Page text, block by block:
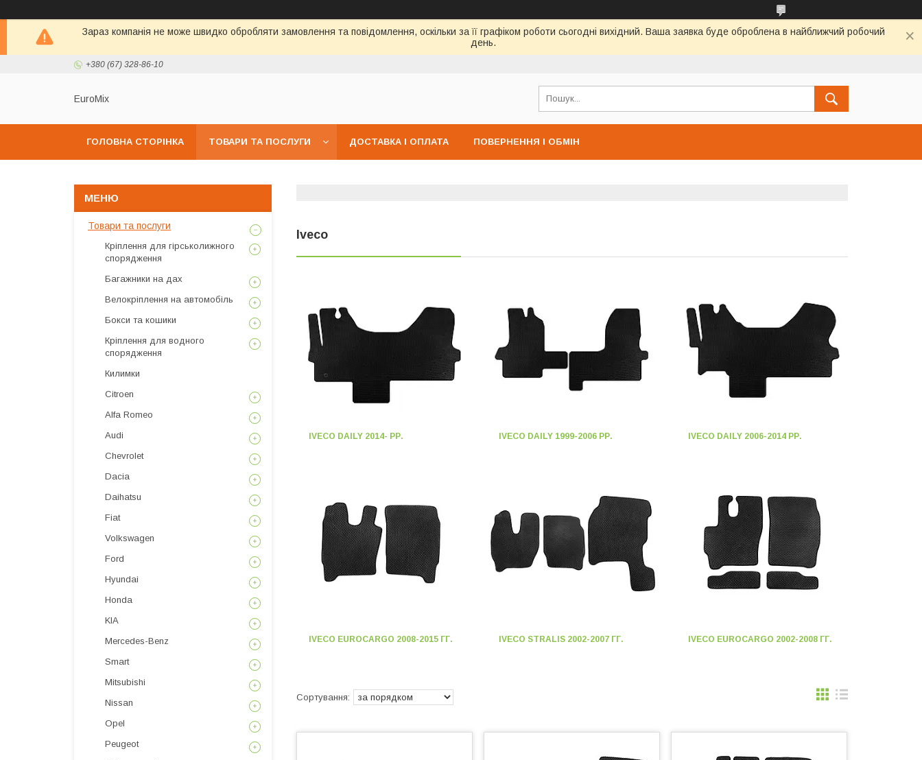
Зараз компанія не може швидко обробляти замовлення та повідомлення, оскільки за її графіком роботи сьогодні вихідний. Ваша заявка буде оброблена в найближчий робочий
день.
+380 (67) 328-86-10
EuroMix
ГОЛОВНА СТОРІНКА ТОВАРИ ТА ПОСЛУГИ ДОСТАВКА І ОПЛАТА ПОВЕРНЕННЯ І ОБМІН
Iveco
IVECO DAILY 2014- РР. IVECO DAILY 1999-2006 РР. IVECO DAILY 2006-2014 РР.
IVECO EUROCARGO 2008-2015 ГГ. IVECO STRALIS 2002-2007 ГГ. IVECO EUROCARGO 2002-2008 ГГ.
Товари та послуги
Кріплення для гірськолижного
спорядження
Багажники на дах
Велокріплення на автомобіль
Бокси та кошики
Кріплення для водного
спорядження
Килимки
Citroen
Alfa Romeo
Audi
Chevrolet
Dacia
Daihatsu
Fiat
Volkswagen
Ford
Hyundai
Honda
KIA
Mercedes-Benz
Smart
Mitsubishi
Nissan
Opel
Peugeot